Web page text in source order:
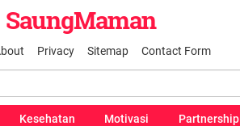
SaungMaman
Privacy Sitemap Contact Form
Kesehatan Motivasi Partnership